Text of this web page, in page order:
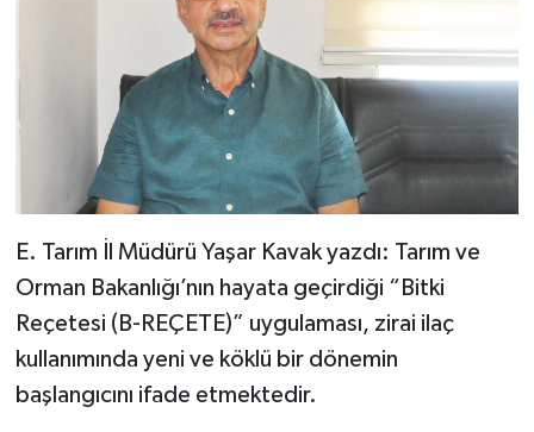
E. Tarım İl Müdürü Yaşar Kavak yazdı: Tarım ve
Orman Bakanlığı’nın hayata geçirdiği “Bitki
Reçetesi (B-REÇETE)” uygulaması, zirai ilaç
kullanımında yeni ve köklü bir dönemin
başlangıcını ifade etmektedir.